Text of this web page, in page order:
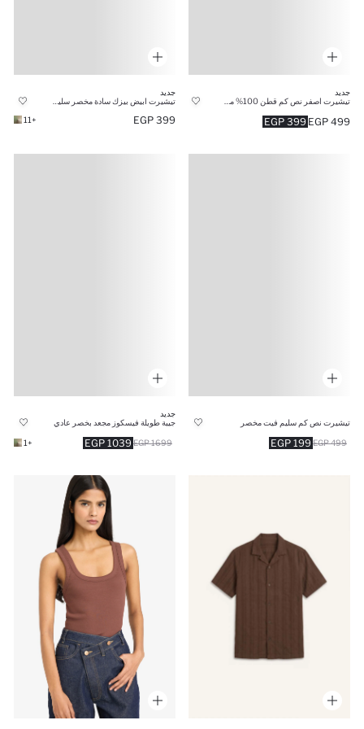
جديد
399 EGP 499 EGP
جديد
399 EGP
+11
تيشيرت نص كم سليم فيت مخصر
199 EGP 499 EGP
جديد
جيبة طويلة فيسكوز مجعد بخصر عادي
1039 EGP 1699 EGP
+1